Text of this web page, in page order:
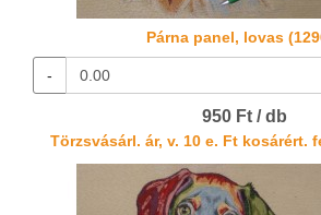
Párna panel, lovas
-
950 Ft / db
Törzsvásárl. ár, v. 10 e. Ft kosárért.